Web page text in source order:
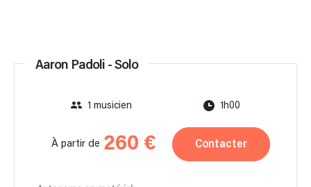
Aaron Padoli - Solo
1 musicien 1h00
À partir de 260 € Contacter